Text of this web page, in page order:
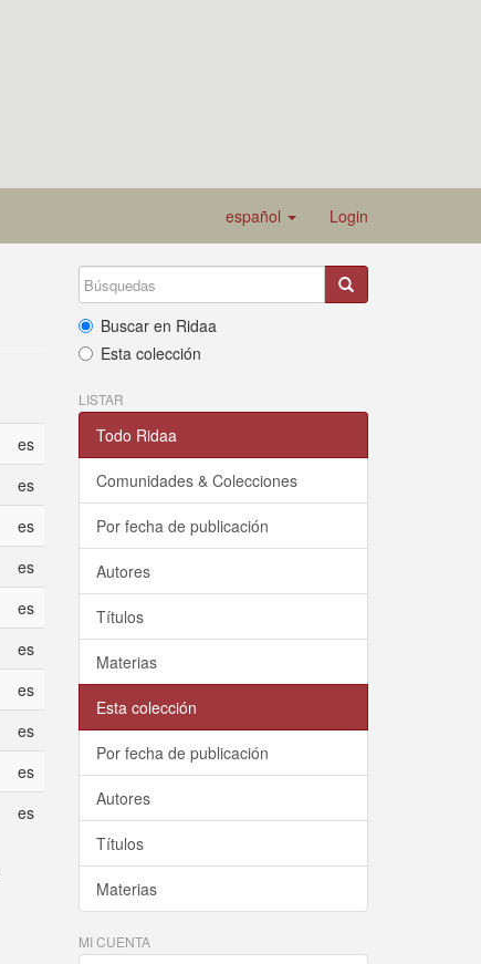
español Login
es
es
es
es
es
es
es
es
es
es
Buscar en Ridaa
Esta colección
LISTAR
Todo Ridaa
Comunidades & Colecciones
Por fecha de publicación
Autores
Títulos
Materias
Esta colección
Por fecha de publicación
Autores
Títulos
Materias
MI CUENTA